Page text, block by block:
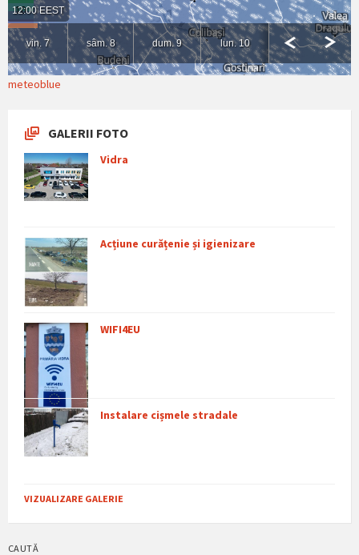
meteoblue
GALERII FOTO
Vidra
Acțiune curățenie și igienizare
WIFI4EU
Instalare cișmele stradale
VIZUALIZARE GALERIE
CAUTĂ